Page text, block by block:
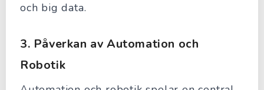
och big data.
3. Påverkan av Automation och
Robotik